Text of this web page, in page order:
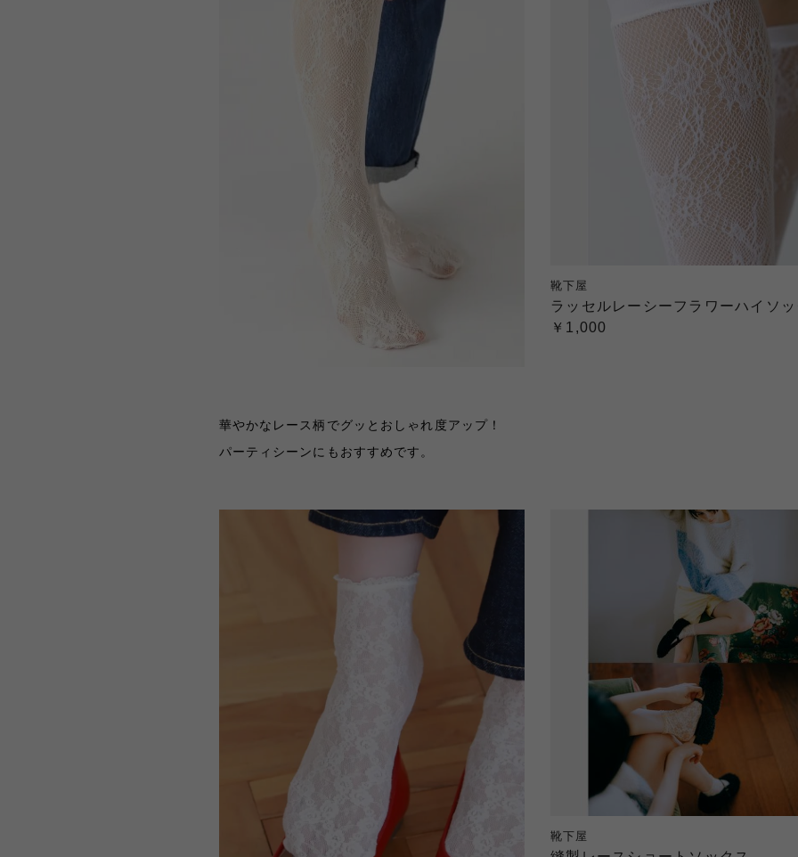
靴下屋
ラッセルレーシーフラワーハイソ
￥1,000
華やかなレース柄でグッとおしゃれ度アップ！
パーティシーンにもおすすめです。
靴下屋